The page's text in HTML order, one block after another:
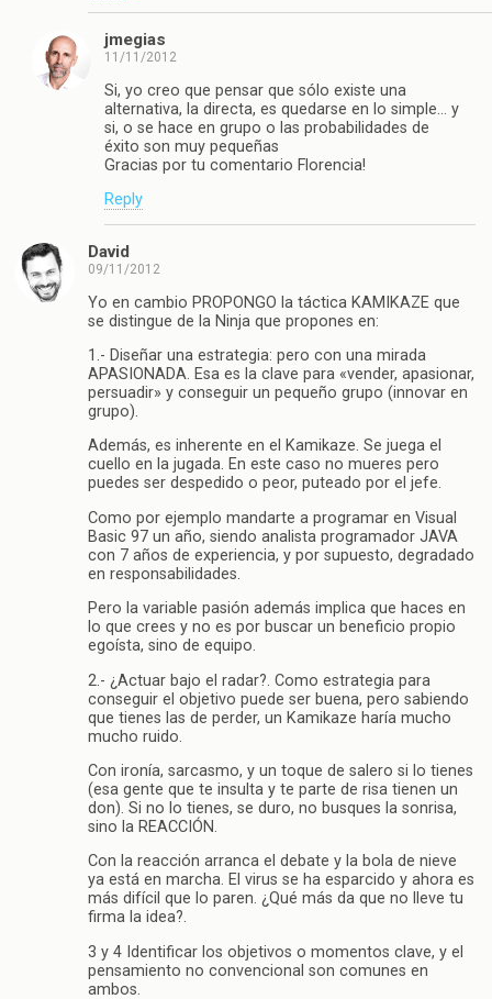
jmegias
11/11/2012
Si, yo creo que pensar que sólo existe una
alternativa, la directa, es quedarse en lo simple… y
si, o se hace en grupo o las probabilidades de
éxito son muy pequeñas
Gracias por tu comentario Florencia!
Reply
David
09/11/2012
Yo en cambio PROPONGO la táctica KAMIKAZE que
se distingue de la Ninja que propones en:
1.- Diseñar una estrategia: pero con una mirada
APASIONADA. Esa es la clave para «vender, apasionar,
persuadir» y conseguir un pequeño grupo (innovar en
grupo).
Además, es inherente en el Kamikaze. Se juega el
cuello en la jugada. En este caso no mueres pero
puedes ser despedido o peor, puteado por el jefe.
Como por ejemplo mandarte a programar en Visual
Basic 97 un año, siendo analista programador JAVA
con 7 años de experiencia, y por supuesto, degradado
en responsabilidades.
Pero la variable pasión además implica que haces en
lo que crees y no es por buscar un beneficio propio
egoísta, sino de equipo.
2.- ¿Actuar bajo el radar?. Como estrategia para
conseguir el objetivo puede ser buena, pero sabiendo
que tienes las de perder, un Kamikaze haría mucho
mucho ruido.
Con ironía, sarcasmo, y un toque de salero si lo tienes
(esa gente que te insulta y te parte de risa tienen un
don). Si no lo tienes, se duro, no busques la sonrisa,
sino la REACCIÓN.
Con la reacción arranca el debate y la bola de nieve
ya está en marcha. El virus se ha esparcido y ahora es
más difícil que lo paren. ¿Qué más da que no lleve tu
firma la idea?.
3 y 4 Identificar los objetivos o momentos clave, y el
pensamiento no convencional son comunes en
ambos.